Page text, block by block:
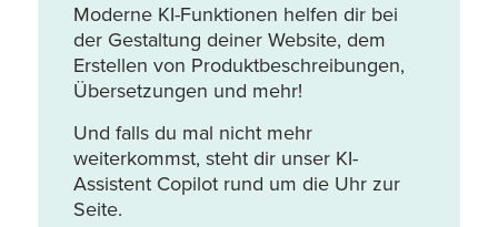
Moderne KI-Funktionen helfen dir bei
der Gestaltung deiner Website, dem
Erstellen von Produktbeschreibungen,
Übersetzungen und mehr!
Und falls du mal nicht mehr
weiterkommst, steht dir unser KI-
Assistent Copilot rund um die Uhr zur
Seite.